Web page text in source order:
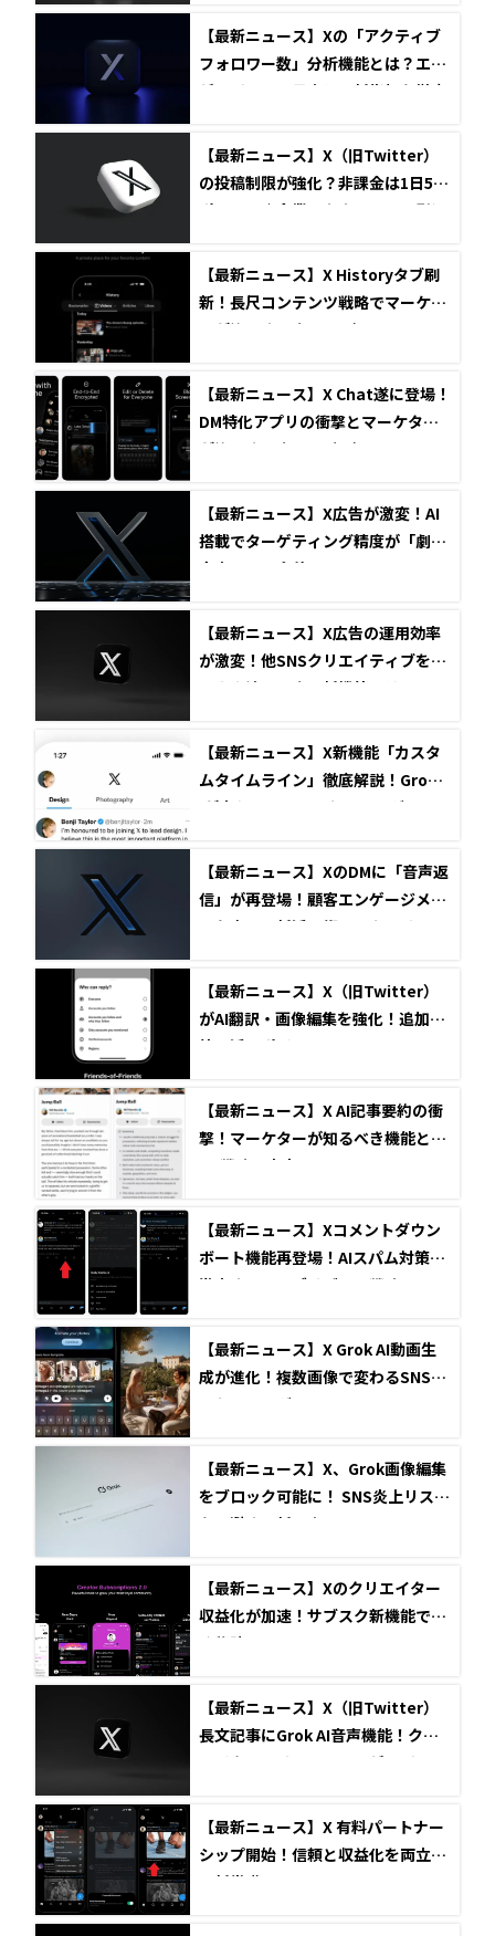
【最新ニュース】Xの「アクティブ
フォロワー数」分析機能とは？エン
ゲージメント最大化の新指標を徹底
【最新ニュース】X（旧Twitter）
の投稿制限が強化？非課金は1日50
ポストに｜企業アカウントへの影響
【最新ニュース】X Historyタブ刷
新！長尺コンテンツ戦略でマーケタ
ーが注目すべき3つの点
【最新ニュース】X Chat遂に登場！
DM特化アプリの衝撃とマーケター
が注目すべき3つの視点
【最新ニュース】X広告が激変！AI
搭載でターゲティング精度が「劇的
向上」その全貌
【最新ニュース】X広告の運用効率
が激変！他SNSクリエイティブをそ
のまま流用できる新機能とは？
【最新ニュース】X新機能「カスタ
ムタイムライン」徹底解説！Grok A
Iが変えるSNSマーケティング
【最新ニュース】XのDMに「音声返
信」が再登場！顧客エンゲージメン
トを高める新活用術とセキュリティ
【最新ニュース】X（旧Twitter）
がAI翻訳・画像編集を強化！追加機
能と活用ポイント
【最新ニュース】X AI記事要約の衝
撃！マーケターが知るべき機能とS
NS戦略の未来
【最新ニュース】Xコメントダウン
ボート機能再登場！AIスパム対策で
激変するアルゴリズムと戦略
【最新ニュース】X Grok AI動画生
成が進化！複数画像で変わるSNSマ
ーケティング
【最新ニュース】X、Grok画像編集
をブロック可能に！ SNS炎上リスク
を回避する新設定
【最新ニュース】Xのクリエイター
収益化が加速！サブスク新機能で稼
ぐ秘訣
【最新ニュース】X（旧Twitter）
長文記事にGrok AI音声機能！クリ
エイターのリーチとエンゲージメン
【最新ニュース】X 有料パートナー
シップ開始！信頼と収益化を両立す
る新常識